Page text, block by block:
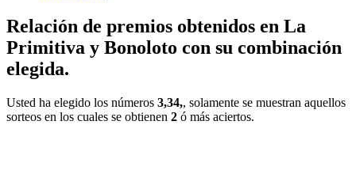
Relación de premios obtenidos en La
Primitiva y Bonoloto con su combinación
elegida.
Usted ha elegido los números 3,34,, solamente se muestran aquellos
sorteos en los cuales se obtienen 2 ó más aciertos.